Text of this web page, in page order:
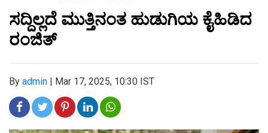
ಸದ್ದಿಲ್ಲದೆ ಮುತ್ತಿನಂತ ಹುಡುಗಿಯ ಕೈಹಿಡಿದ
ರಂಜಿತ್
By admin | Mar 17, 2025, 10:30 IST